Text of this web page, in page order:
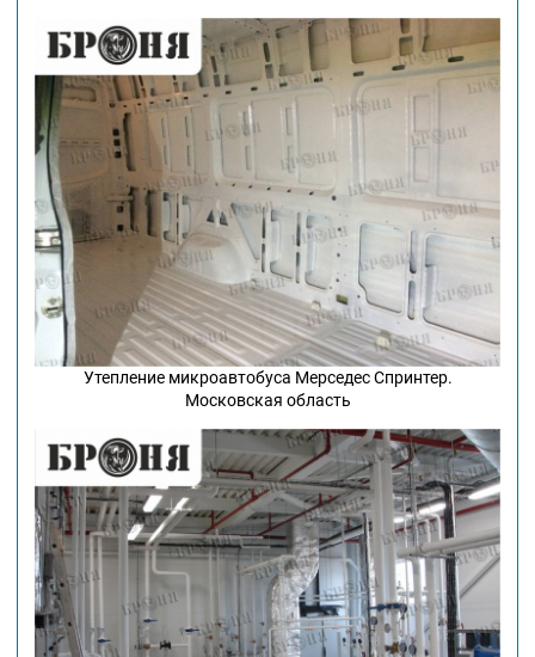
Утепление микроавтобуса Мерседес Спринтер.
Московская область